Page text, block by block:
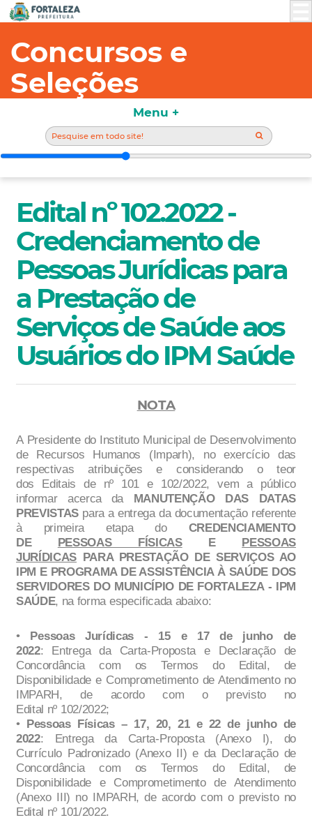
Concursos e
Seleções
Edital nº 102.2022 -
Credenciamento de
Pessoas Jurídicas para
a Prestação de
Serviços de Saúde aos
Usuários do IPM Saúde
NOTA
A Presidente do Instituto Municipal de Desenvolvimento
de Recursos Humanos (Imparh), no exercício das
respectivas atribuições e considerando o teor
dos Editais de nº 101 e 102/2022, vem a público
informar acerca
da MANUTENÇÃO DAS DATAS
PREVISTAS para a entrega da documentação referente
à primeira etapado
CREDENCIAMENTO
DE
PESSOAS FÍSICAS E
PESSOAS
JURÍDICAS PARA PRESTAÇÃO DE SERVIÇOS AO
IPM E PROGRAMA DE ASSISTÊNCIA À SAÚDE DOS
SERVIDORES DO MUNICÍPIO DE FORTALEZA - IPM
SAÚDE, na forma especificada abaixo:
• Pessoas Jurídicas - 15 e 17
de junho de
2022: Entrega da Carta- Proposta e Declaração de
Concordância com os Termos do Edital, de
Disponibilidade e Comprometimento de Atendimento no
IMPARH, de acordo com o previsto no
Edital nº 102/2022;
•
Pessoas Físicas – 17, 20, 21 e 22 de junho de
2022: Entrega da Carta- Proposta (Anexo I), do
Currículo Padronizado (Anexo II) e da Declaração de
Concordância com os Termos do Edital, de
Disponibilidade e Comprometimento de Atendimento
(Anexo III) no IMPARH, de acordo com o previsto no
Edital nº 101/2022.